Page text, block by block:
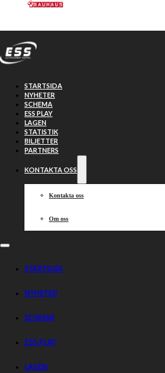
Hoppa till huvudinnehåll
STARTSIDA
NYHETER
SCHEMA
ESS PLAY
LAGEN
STATISTIK
BILJETTER
PARTNERS
KONTAKTA OSS
Kontakta oss
Om oss
STARTSIDA
NYHETER
SCHEMA
ESS PLAY
LAGEN
Piraterna
Indianerna